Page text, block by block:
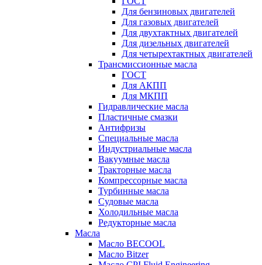
Для бензиновых двигателей
Для газовых двигателей
Для двухтактных двигателей
Для дизельных двигателей
Для четырехтактных двигателей
Трансмиссионные масла
ГОСТ
Для АКПП
Для МКПП
Гидравлические масла
Пластичные смазки
Антифризы
Специальные масла
Индустриальные масла
Вакуумные масла
Тракторные масла
Компрессорные масла
Турбинные масла
Судовые масла
Холодильные масла
Редукторные масла
Масла
Масло BECOOL
Масло Bitzer